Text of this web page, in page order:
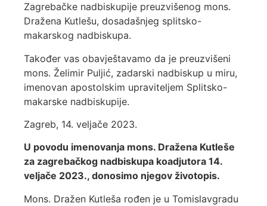
Zagrebačke nadbiskupije preuzvišenog mons.
Dražena Kutlešu, dosadašnjeg splitsko-
makarskog nadbiskupa.
Također vas obavještavamo da je preuzvišeni
mons. Želimir Puljić, zadarski nadbiskup u miru,
imenovan apostolskim upraviteljem Splitsko-
makarske nadbiskupije.
Zagreb, 14. veljače 2023.
U povodu imenovanja mons. Dražena Kutleše
za zagrebačkog nadbiskupa koadjutora 14.
veljače 2023., donosimo njegov životopis.
Mons. Dražen Kutleša rođen je u Tomislavgradu